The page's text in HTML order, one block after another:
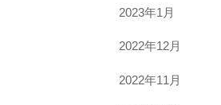
2023年1月
2022年12月
2022年11月